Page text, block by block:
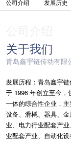
公司介绍 发展历史
关于我们
青岛鑫宇链传动有限
发展历程：青岛鑫宇链
于 1996 年创立至今，
一体的综合性企业，
设备、滑橇、器具、
业、电力行业配套产
业配套产业、自动化